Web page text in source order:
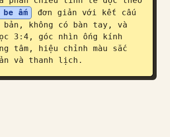
be ấm
đơn giản với kết cấu
bản, không có bàn tay, và
3:4, góc nhìn ống kính
tâm, hiệu chỉnh màu sắc
và thanh lịch.